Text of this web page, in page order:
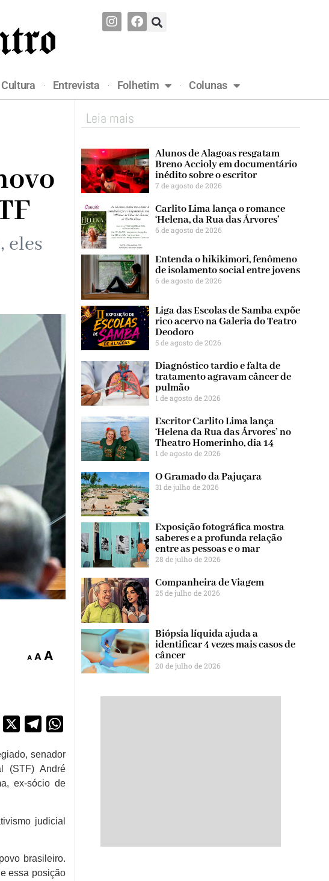
Cultura Entrevista Folhetim Colunas
eles
A A A
Facebook Telegram
senador
(STF) André
ex-sócio de
judicial
brasileiro.
essa posição
Leia mais
Alunos de Alagoas resgatam
Breno Accioly em documentário
inédito sobre o escritor
7 de agosto de 2026
Carlito Lima lança o romance
‘Helena, da Rua das Árvores’
6 de agosto de 2026
Entenda o hikikimori, fenômeno
de isolamento social entre jovens
6 de agosto de 2026
Liga das Escolas de Samba expõe
rico acervo na Galeria do Teatro
Deodoro
5 de agosto de 2026
Diagnóstico tardio e falta de
tratamento agravam câncer de
pulmão
1 de agosto de 2026
Escritor Carlito Lima lança
‘Helena da Rua das Árvores’ no
Theatro Homerinho, dia 14
1 de agosto de 2026
O Gramado da Pajuçara
31 de julho de 2026
Exposição fotográfica mostra
saberes e a profunda relação
entre as pessoas e o mar
28 de julho de 2026
Companheira de Viagem
25 de julho de 2026
Biópsia líquida ajuda a
identificar 4 vezes mais casos de
câncer
20 de julho de 2026